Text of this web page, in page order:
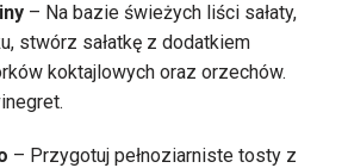
– Na bazie świeżych liści sałaty,
stwórz sałatkę z dodatkiem
koktajlowych oraz orzechów.
– Przygotuj pełnoziarniste tosty z